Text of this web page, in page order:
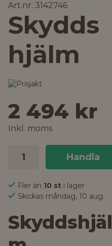
Art.nr: 3142746
Skydds
hjälm
2 494 kr
Inkl. moms
Handla
Fler än 10 st i lager
Skickas måndag, 10 aug.
Skyddshjäl